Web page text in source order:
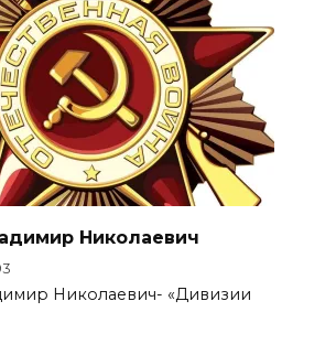
Николаевич
Николаевич- «Дивизии